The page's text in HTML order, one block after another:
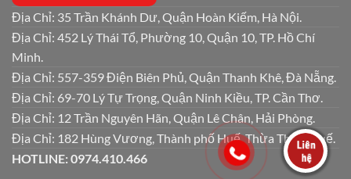
Địa Chỉ: 35 Trần Khánh Dư, Quận Hoàn Kiếm, Hà Nội.
Địa Chỉ: 452 Lý Thái Tổ, Phường 10, Quận 10, TP. Hồ Chí
Minh.
Địa Chỉ: 557-359 Điện Biên Phủ, Quận Thanh Khê, Đà Nẵng.
Địa Chỉ: 69-70 Lý Tự Trọng, Quận Ninh Kiều, TP. Cần Thơ.
Địa Chỉ: 12 Trần Nguyên Hãn, Quận Lê Chân, Hải Phòng.
Địa Chỉ: 182 Hùng Vương, Thành phố Huế, Thừa Thiên Huế.
HOTLINE: 0974.410.466